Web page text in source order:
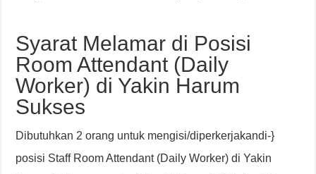
Syarat Melamar di Posisi
Room Attendant (Daily
Worker) di Yakin Harum
Sukses
Dibutuhkan 2 orang untuk mengisi/diperkerjakandi-}
posisi Staff Room Attendant (Daily Worker) di Yakin